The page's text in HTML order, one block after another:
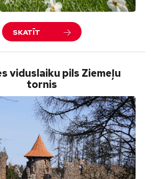
SKATĪT
viduslaiku pils Ziemeļu
tornis